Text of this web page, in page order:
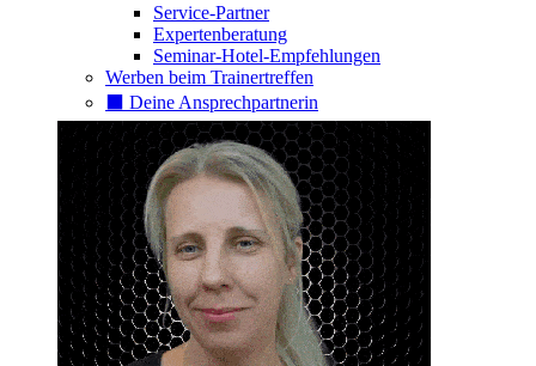
Service-Partner
Expertenberatung
Seminar-Hotel-Empfehlungen
Werben beim Trainertreffen
⬛️ Deine Ansprechpartnerin